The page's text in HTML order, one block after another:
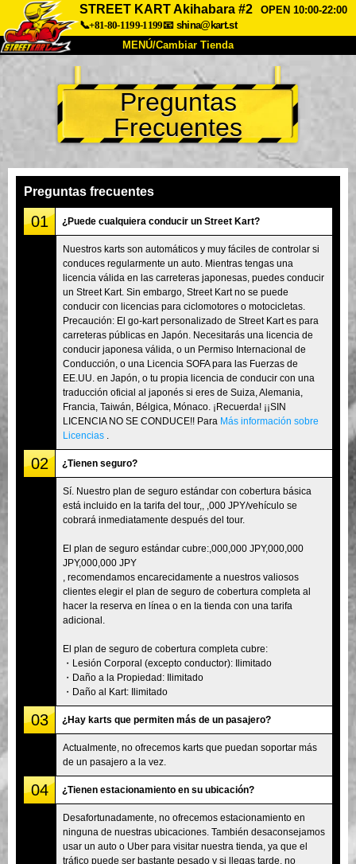
STREET KART Akihabara #2
OPEN 10:00-22:00
📞+81-80-1199-1199📧 shina@kart.st
MENÚ/Cambiar Tienda
INICIO
Acerca de Especificaciones Precios
Acceso Testimonios Preguntas Frecuentes
Cambiar Tienda
Tokyo Shinagawa
Tokyo Shibuya Annex Tokyo Bay
Tokyo Asakusa Osaka
Okinawa
Preguntas
Frecuentes
Preguntas frecuentes
01 ¿Puede cualquiera conducir un Street Kart?
Nuestros karts son automáticos y muy fáciles de controlar si
conduces regularmente un auto. Mientras tengas una
licencia válida en las carreteras japonesas, puedes conducir
un Street Kart. Sin embargo, Street Kart no se puede
conducir con licencias para ciclomotores o motocicletas.
Precaución: El go-kart personalizado de Street Kart es para
carreteras públicas en Japón. Necesitarás una licencia de
conducir japonesa válida, o un Permiso Internacional de
Conducción, o una Licencia SOFA para las Fuerzas de
EE.UU. en Japón, o tu propia licencia de conducir con una
traducción oficial al japonés si eres de Suiza, Alemania,
Francia, Taiwán, Bélgica, Mónaco. ¡Recuerda! ¡¡SIN
LICENCIA NO SE CONDUCE!! Para Más información sobre
Licencias
02 ¿Tienen seguro?
Sí. Nuestro plan de seguro estándar con cobertura básica
está incluido en la tarifa del tour,, ,000 JPY/vehículo se
cobrará inmediatamente después del tour.
El plan de seguro estándar cubre:,000,000 JPY,000,000
JPY,000,000 JPY
, recomendamos encarecidamente a nuestros valiosos
clientes elegir el plan de seguro de cobertura completa al
hacer la reserva en línea o en la tienda con una tarifa
adicional.
El plan de seguro de cobertura completa cubre:
・Lesión Corporal (excepto conductor): Ilimitado
・Daño a la Propiedad: Ilimitado
・Daño al Kart: Ilimitado
03 ¿Hay karts que permiten más de un pasajero?
Actualmente, no ofrecemos karts que puedan soportar más
de un pasajero a la vez.
04 ¿Tienen estacionamiento en su ubicación?
Desafortunadamente, no ofrecemos estacionamiento en
ninguna de nuestras ubicaciones. También desaconsejamos
usar un auto o Uber para visitar nuestra tienda, ya que el
tráfico puede ser bastante pesado y si llegas tarde, no